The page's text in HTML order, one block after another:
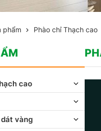
phẩm Phào chỉ Thạch cao
cao
vàng